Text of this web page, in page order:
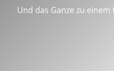
Und das Ganze zu einem